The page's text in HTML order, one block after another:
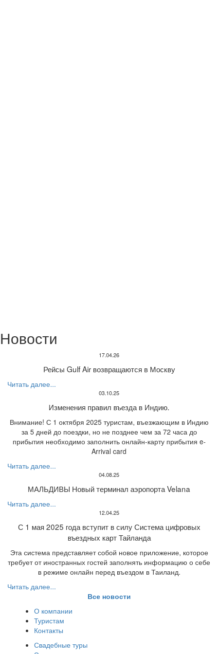
Новости
17.04.26
Рейсы Gulf Air возвращаются в Москву
Читать далее...
03.10.25
Изменения правил въезда в Индию.
Внимание! С 1 октября 2025 туристам, въезжающим в Индию
за 5 дней до поездки, но не позднее чем за 72 часа до
прибытия необходимо заполнить онлайн-карту прибытия e-
Arrival card
Читать далее...
04.08.25
МАЛЬДИВЫ Новый терминал аэропорта Velana
Читать далее...
12.04.25
С 1 мая 2025 года вступит в силу Система цифровых
въездных карт Тайланда
Эта система представляет собой новое приложение, которое
требует от иностранных гостей заполнять информацию о себе
в режиме онлайн перед въездом в Таиланд.
Читать далее...
Все новости
О компании
Туристам
Контакты
Свадебные туры